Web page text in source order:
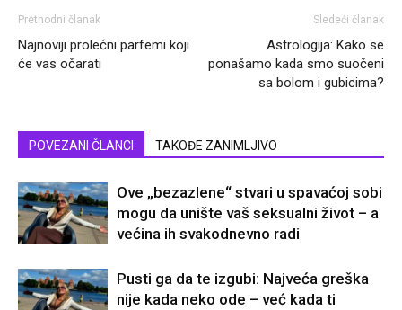
Prethodni članak
Najnoviji prolećni parfemi koji
će vas očarati
Sledeći članak
Astrologija: Kako se
ponašamo kada smo suočeni
sa bolom i gubicima?
POVEZANI ČLANCI TAKOĐE ZANIMLJIVO
Ove „bezazlene“ stvari u spavaćoj sobi
mogu da unište vaš seksualni život – a
većina ih svakodnevno radi
Pusti ga da te izgubi: Najveća greška
nije kada neko ode – već kada ti